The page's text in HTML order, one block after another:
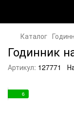
Каталог
Годинник
Артикул: 127771
6